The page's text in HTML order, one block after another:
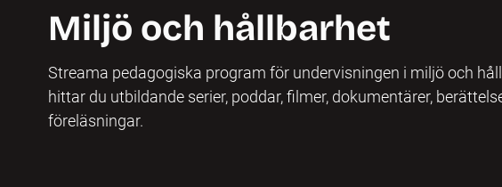
Miljö och hållbarhet
Streama pedagogiska program för undervisningen i miljö och
hittar du utbildande serier, poddar, filmer, dokumentärer,
föreläsningar.